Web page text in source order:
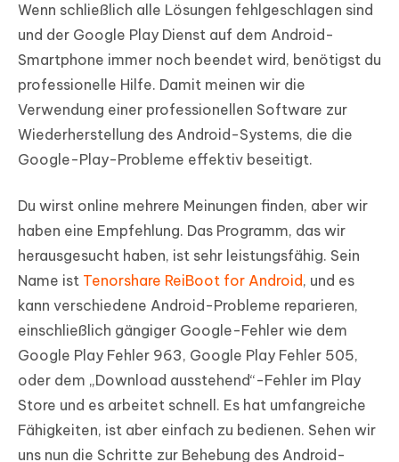
Wenn schließlich alle Lösungen fehlgeschlagen sind
und der Google Play Dienst auf dem Android-
Smartphone immer noch beendet wird, benötigst du
professionelle Hilfe. Damit meinen wir die
Verwendung einer professionellen Software zur
Wiederherstellung des Android-Systems, die die
Google-Play-Probleme effektiv beseitigt.
Du wirst online mehrere Meinungen finden, aber wir
haben eine Empfehlung. Das Programm, das wir
herausgesucht haben, ist sehr leistungsfähig. Sein
Name ist Tenorshare ReiBoot for Android, und es
kann verschiedene Android-Probleme reparieren,
einschließlich gängiger Google-Fehler wie dem
Google Play Fehler 963, Google Play Fehler 505,
oder dem „Download ausstehend“-Fehler im Play
Store und es arbeitet schnell. Es hat umfangreiche
Fähigkeiten, ist aber einfach zu bedienen. Sehen wir
uns nun die Schritte zur Behebung des Android-